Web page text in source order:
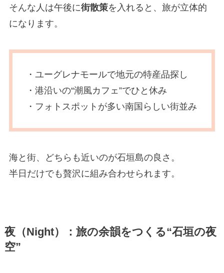
そんな人は午後に街散策を入れると、旅が立体的
になります。
・ユーグレナモールで地元の特産品探し
・港沿いの“潮風カフェ”でひと休み
・フォトスポットが多い南国らしい街並み
海と街、どちらも近いのが石垣島の良さ。
半日だけでも贅沢に組み合わせられます。
夜（Night）：旅の余韻をつくる“石垣の夜
空”